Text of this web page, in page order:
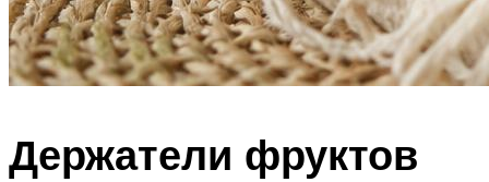
Держатели фруктов